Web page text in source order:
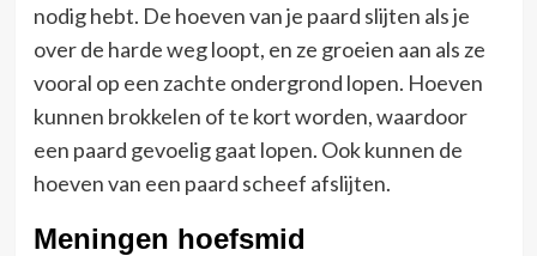
nodig hebt. De hoeven van je paard slijten als je
over de harde weg loopt, en ze groeien aan als ze
vooral op een zachte ondergrond lopen. Hoeven
kunnen brokkelen of te kort worden, waardoor
een paard gevoelig gaat lopen. Ook kunnen de
hoeven van een paard scheef afslijten.
Meningen hoefsmid